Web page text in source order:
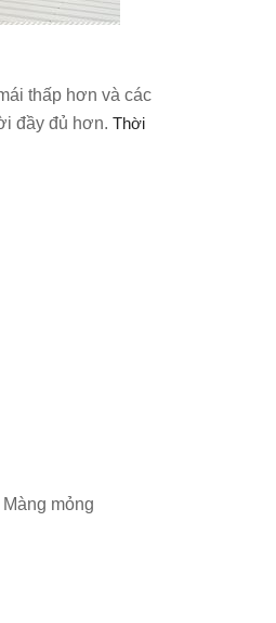
thấp hơn và các
đầy đủ hơn. Thời
mỏng